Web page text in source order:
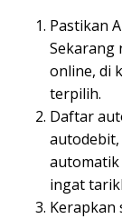
Pastikan
Sekarang
online, di
terpilih.
Daftar
autodebit,
automatik
ingat
Kerapkan